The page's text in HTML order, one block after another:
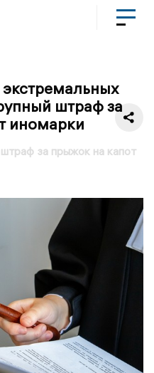
штраф за
иномарки
за прыжок на капот